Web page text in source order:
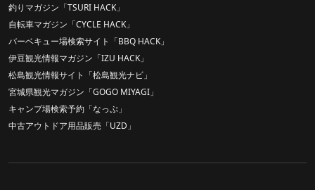
釣りマガジン「TSURI HACK」
自転車マガジン「CYCLE HACK」
バーベキュー場検索サイト「BBQ HACK」
伊豆観光情報マガジン「IZU HACK」
松島観光情報サイト「松島観光ナビ」
宮城県観光マガジン「GOGO MIYAGI」
キャンプ場検索予約「なっぷ」
中古アウトドア用品販売「UZD」